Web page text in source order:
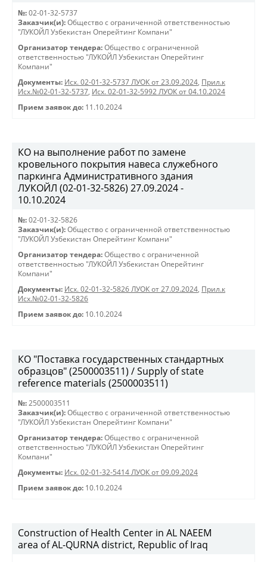
№: 02-01-32-5737
Заказчик(и): Общество с ограниченной ответственностью
"ЛУКОЙЛ Узбекистан Оперейтинг Компани"
Организатор тендера: Общество с ограниченной
ответственностью "ЛУКОЙЛ Узбекистан Оперейтинг
Компани"
Документы: Исх. 02-01-32-5737 ЛУОК от 23.09.2024, Прил.к
Исх.№02-01-32-5737, Исх. 02-01-32-5992 ЛУОК от 04.10.2024
Прием заявок до: 11.10.2024
КО на выполнение работ по замене
кровельного покрытия навеса служебного
паркинга Административного здания
ЛУКОЙЛ (02-01-32-5826) 27.09.2024 -
10.10.2024
№: 02-01-32-5826
Заказчик(и): Общество с ограниченной ответственностью
"ЛУКОЙЛ Узбекистан Оперейтинг Компани"
Организатор тендера: Общество с ограниченной
ответственностью "ЛУКОЙЛ Узбекистан Оперейтинг
Компани"
Документы: Исх. 02-01-32-5826 ЛУОК от 27.09.2024, Прил.к
Исх.№02-01-32-5826
Прием заявок до: 10.10.2024
КО "Поставка государственных стандартных
образцов" (2500003511) / Supply of state
reference materials (2500003511)
№: 2500003511
Заказчик(и): Общество с ограниченной ответственностью
"ЛУКОЙЛ Узбекистан Оперейтинг Компани"
Организатор тендера: Общество с ограниченной
ответственностью "ЛУКОЙЛ Узбекистан Оперейтинг
Компани"
Документы: Исх. 02-01-32-5414 ЛУОК от 09.09.2024
Прием заявок до: 10.10.2024
Construction of Health Center in AL NAEEM
area of AL-QURNA district, Republic of Iraq